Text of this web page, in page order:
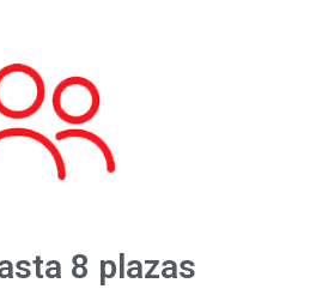
8 plazas